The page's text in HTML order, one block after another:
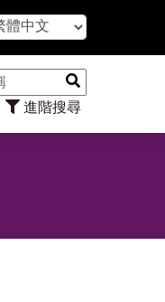
進階搜尋
【7/31】